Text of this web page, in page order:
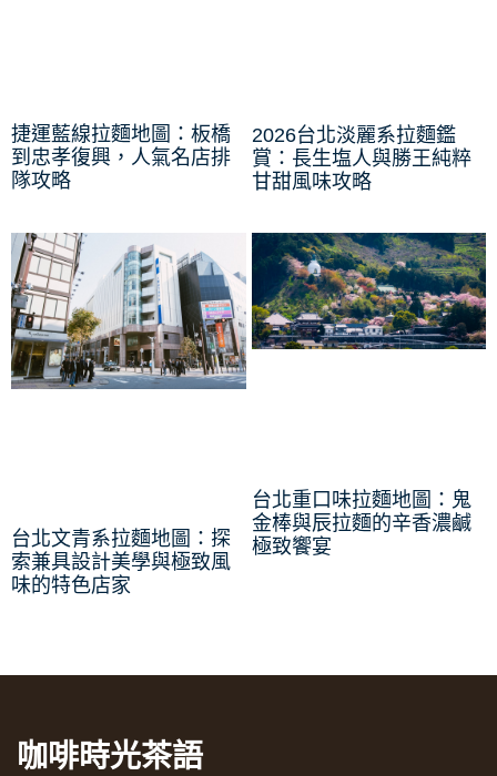
捷運藍線拉麵地圖：板橋
到忠孝復興，人氣名店排
隊攻略
2026台北淡麗系拉麵鑑
賞：長生塩人與勝王純粹
甘甜風味攻略
台北文青系拉麵地圖：探
索兼具設計美學與極致風
味的特色店家
台北重口味拉麵地圖：鬼
金棒與辰拉麵的辛香濃鹹
極致饗宴
咖啡時光茶語